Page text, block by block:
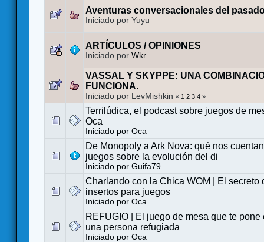
Aventuras conversacionales del
Iniciado por Yuyu
ARTÍCULOS / OPINIONES
Iniciado por Wkr
VASSAL Y SKYPPE: UNA
FUNCIONA.
Iniciado por LevMishkin « 1 2 3 4 »
Terrilúdica, el podcast sobre juegos de
Oca
Iniciado por Oca
De Monopoly a Ark Nova: qué nos
juegos sobre la evolución del di
Iniciado por Guifa79
Charlando con la Chica WOM | El secreto
insertos para juegos
Iniciado por Oca
REFUGIO | El juego de mesa que te pone
una persona refugiada
Iniciado por Oca